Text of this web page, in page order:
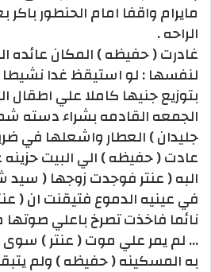
مايرام واقفا امام الحنطور
الراحه .
غادرت ( حفيظه ) المكان عائده
لنفسها : لو استيقظ غدا
بتوزيع جنيها كاملا علي
الجمعه القادمه بشراء دسته
جليدان ) العطار واشعلها في
عادت ( حفيظه ) الي البيت
البه ( عنتر فوجدت زوجها (
في عينيه الدموع فتيقنت ان (
نائما فاخذت تصرخ باعلي
… لم يمر علي موت ( عنتر )
به المسكينه ( حفيظه ) ولم